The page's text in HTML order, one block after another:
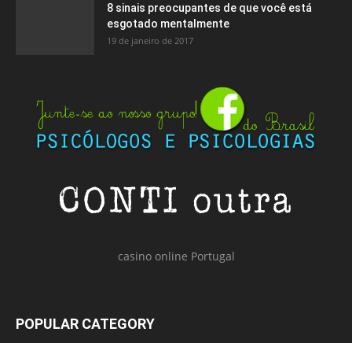
8 sinais preocupantes de que você está
esgotado mentalmente
19 de janeiro de 2017
casino online Portugal
POPULAR CATEGORY